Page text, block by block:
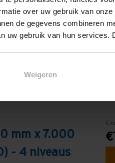
over uw gebruik van
de gegevens combineren
uw gebruik van hun services.
Weigeren
mm x 7.000
- 4 niveaus